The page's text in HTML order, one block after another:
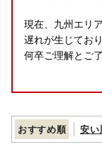
現在、九州エリ
遅れが生じており
何卒ご理解とご
誠に勝手ながら
停止させていた
おすすめ順 安い